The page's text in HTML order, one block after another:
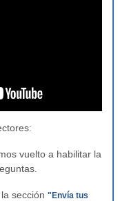
vuelto a habilitar la
sección "Envía tus